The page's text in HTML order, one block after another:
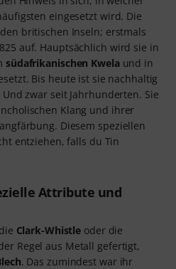
eingesetzt wird. Die
britischen Inseln; erstmals
auf. Hauptsächlich wird sie in
südafrikanischen Kwelaund in
Bis heute ist sie nachhaltig
zwar seit Jahrhunderten. Sie
Klang und ihrer
Diesem speziellen
entziehen, falls du Tin
Attribute und
Clark-Whistle oder die
Regel aus Metall gefertigt,
. Das zumindest war ihr